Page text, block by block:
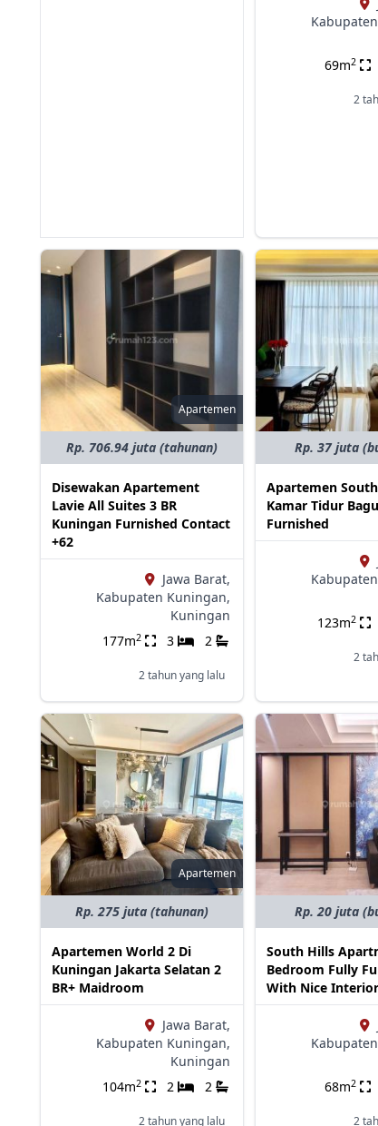
69m2
2
Apartemen
Rp. 706.94 juta (tahunan)
Disewakan Apartement
Lavie All Suites 3 BR
Kuningan Furnished Contact
+62
Jawa Barat,
Kabupaten Kuningan,
Kuningan
177m2 3 2
2 tahun yang lalu
Rp. 37 juta
Apartemen
Kamar Tidur
Furnished
123m2
2
Apartemen
Rp. 275 juta (tahunan)
Apartemen World 2 Di
Kuningan Jakarta Selatan 2
BR+ Maidroom
Jawa Barat,
Kabupaten Kuningan,
Kuningan
104m2 2 2
2 tahun yang lalu
Rp. 20 juta
South Hills
Bedroom Fully
With Nice Interior
68m2
2